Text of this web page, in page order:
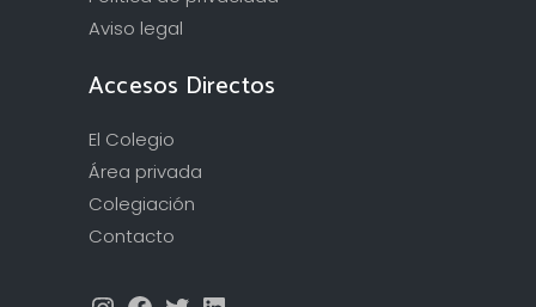
Aviso legal
Accesos Directos
El Colegio
Área privada
Colegiación
Contacto